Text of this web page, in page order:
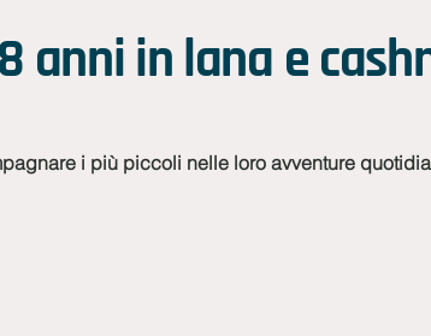
anni in lana e
i più piccoli nelle loro avventure